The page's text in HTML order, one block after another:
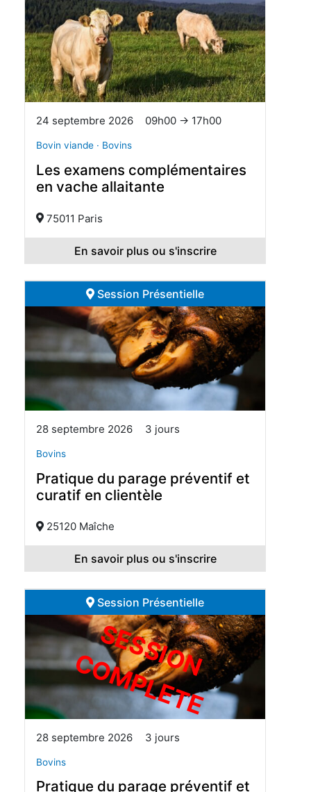
24 septembre 2026 09h00 → 17h00
Bovin viande · Bovins
Les examens complémentaires
en vache allaitante
75011 Paris
En savoir plus ou s'inscrire
Session Présentielle
28 septembre 2026 3 jours
Bovins
Pratique du parage préventif et
curatif en clientèle
25120 Maîche
En savoir plus ou s'inscrire
Session Présentielle
S
E
S
S
I
O
N C
O
M
P
L
E
T
E
28 septembre 2026 3 jours
Bovins
Pratique du parage préventif et